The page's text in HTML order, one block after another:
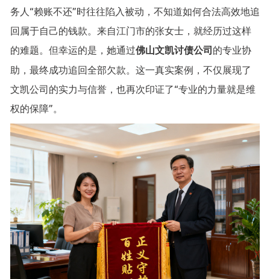
务人“赖账不还”时往往陷入被动，不知道如何合法高效地追
回属于自己的钱款。来自江门市的张女士，就经历过这样
的难题。但幸运的是，她通过佛山文凯讨债公司的专业协
助，最终成功追回全部欠款。这一真实案例，不仅展现了
文凯公司的实力与信誉，也再次印证了“专业的力量就是维
权的保障”。